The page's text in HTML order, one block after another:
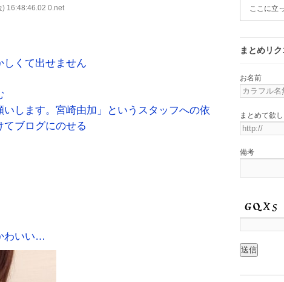
) 16:48:46.02 0.net
しくて出せません
いします。宮崎由加」というスタッフへの依
ブログにのせる
わいい…
ここに立
まとめリク
お名前
まとめて欲
備考